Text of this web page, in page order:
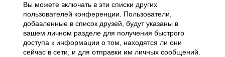
Вы можете включать в эти списки других
пользователей конференции. Пользователи,
добавленные в список друзей, будут указаны в
вашем личном разделе для получения быстрого
доступа к информации о том, находятся ли они
сейчас в сети, и для отправки им личных сообщений.